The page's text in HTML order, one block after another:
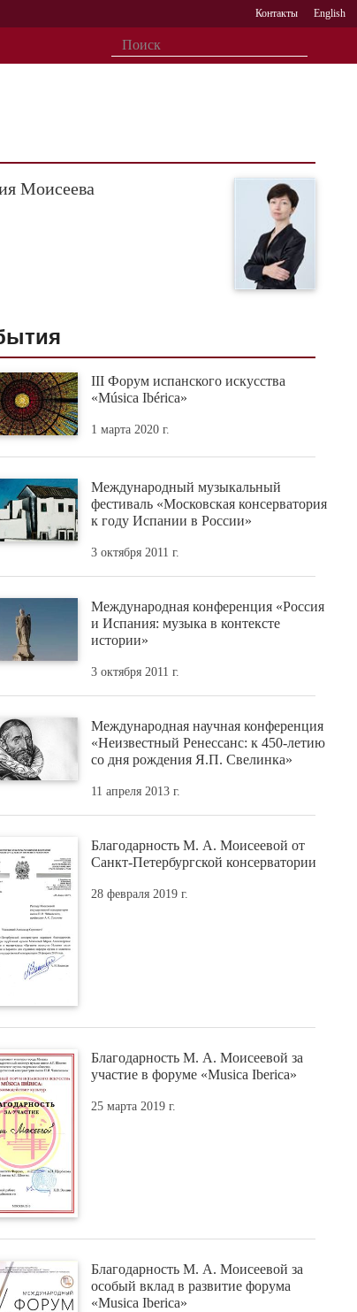
Контакты English
Моисеева
III Форум испанского искусства
«Música Ibérica»
1 марта 2020 г.
Международный музыкальный
фестиваль «Московская консерватория
к году Испании в России»
3 октября 2011 г.
Международная конференция «Россия
и Испания: музыка в контексте
истории»
3 октября 2011 г.
Международная научная конференция
«Неизвестный Ренессанс: к 450-летию
со дня рождения Я.П. Свелинка»
11 апреля 2013 г.
Благодарность М. А. Моисеевой от
Санкт-Петербургской консерватории
28 февраля 2019 г.
Благодарность М. А. Моисеевой за
участие в форуме «Musica Iberica»
25 марта 2019 г.
Благодарность М. А. Моисеевой за
особый вклад в развитие форума
«Musica Iberica»